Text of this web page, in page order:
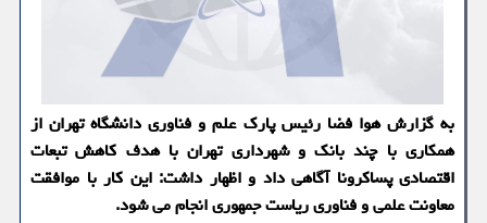
به گزارش هوا فضا رئیس پارك علم و فناوری دانشگاه تهران از
همكاری با چند بانك و شهرداری تهران با هدف كاهش تبعات
اقتصادی پساكرونا آگاهی داد و اظهار داشت: این كار با موافقت
معاونت علمی و فناوری ریاست جمهوری انجام می شود.